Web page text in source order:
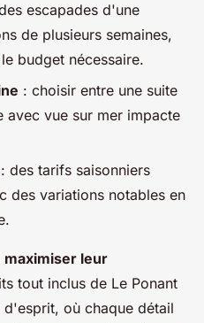
escapades d'une
de plusieurs semaines,
budget nécessaire.
: choisir entre une suite
avec vue sur mer impacte
: des tarifs saisonniers
des variations notables en
maximiser leur
tout inclus de Le Ponant
où chaque détail